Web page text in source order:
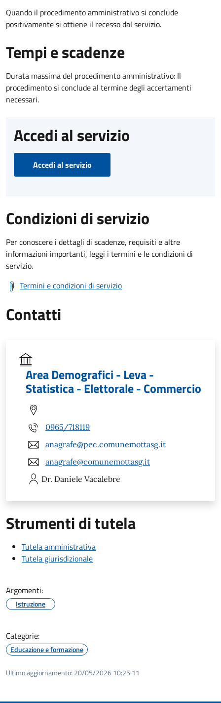
Quando il procedimento amministrativo si conclude
positivamente si ottiene il recesso dal servizio.
Tempi e scadenze
Durata massima del procedimento amministrativo: Il
procedimento si conclude al termine degli accertamenti
necessari.
Accedi al servizio
Accedi al servizio
Condizioni di servizio
Per conoscere i dettagli di scadenze, requisiti e altre
informazioni importanti, leggi i termini e le condizioni di
servizio.
Termini e condizioni di servizio
Contatti
Area Demografici - Leva -
Statistica - Elettorale - Commercio
0965/718119
anagrafe@pec.comunemottasg.it
anagrafe@comunemottasg.it
Dr. Daniele Vacalebre
Strumenti di tutela
Tutela amministrativa
Tutela giurisdizionale
Argomenti:
Istruzione
Categorie:
Educazione e formazione
Ultimo aggiornamento: 20/05/2026 10:25.11